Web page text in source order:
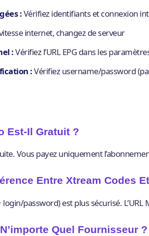
:Vérifiez identifiants et connexion
internet, changez de serveur
:Vérifiez l’URL EPG dans les
:Vérifiez username/password
Est-Il Gratuit ?
Vous payez uniquement
Entre Xtream Codes
password) est plus sécurisé.
Quel Fournisseur ?